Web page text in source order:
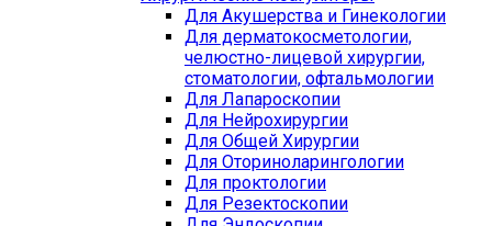
Для Акушерства и Гинекологии
Для дерматокосметологии,
челюстно-лицевой хирургии,
стоматологии, офтальмологии
Для Лапароскопии
Для Нейрохирургии
Для Общей Хирургии
Для Оториноларингологии
Для проктологии
Для Резектоскопии